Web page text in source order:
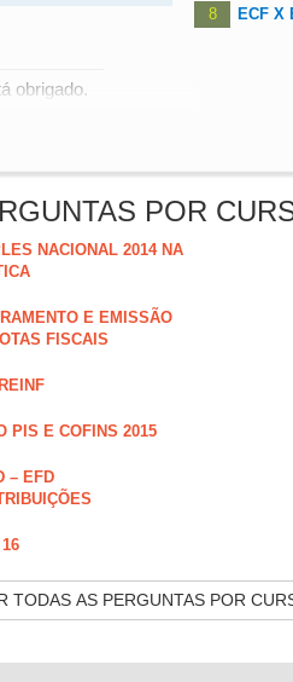
obrigado.
8 ECF X
POR
NACIONAL 2014 NA
E EMISSÃO
FISCAIS
PIS E COFINS 2015
– EFD
16
TODAS AS PERGUNTAS POR